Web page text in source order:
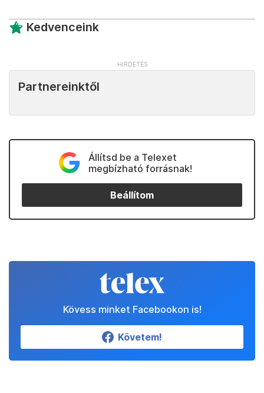
Kedvenceink
Partnereinktől
Állítsd be a Telexet
megbízható forrásnak!
Beállítom
Kövess minket Facebookon is!
Követem!